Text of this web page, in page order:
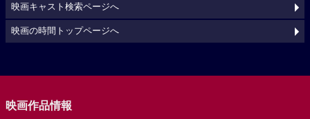
映画キャスト検索ページへ
映画の時間トップページへ
映画作品情報